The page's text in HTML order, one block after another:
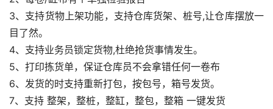
3、支持货物上架功能，支持仓库货架、桩号,让仓库摆放一
目了然。
4、支持业务员锁定货物,杜绝抢货事情发生。
5、打印拣货单，保证仓库员不会拿错任何一卷布
6、发货的时支持重新打包，按包号，箱号发货。
7、支持 整架，整桩，整缸，整包，整箱 一键发货